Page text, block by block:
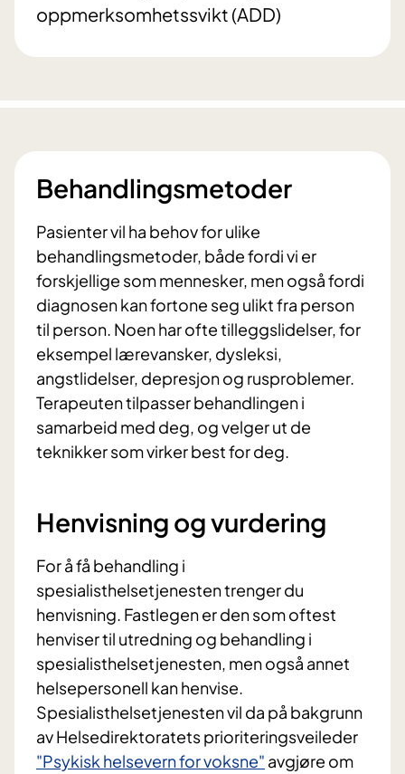
oppmerksomhetssvikt (ADD)
Behandlingsmetoder
Pasienter vil ha behov for ulike
behandlingsmetoder, både fordi vi er
forskjellige som mennesker, men også fordi
diagnosen kan fortone seg ulikt fra person
til person. Noen har ofte tilleggslidelser, for
eksempel lærevansker, dysleksi,
angstlidelser, depresjon og rusproblemer.
Terapeuten tilpasser behandlingen i
samarbeid med deg, og velger ut de
teknikker som virker best for deg.
Henvisning og vurdering
For å få behandling i
spesialisthelsetjenesten trenger du
henvisning. Fastlegen er den som oftest
henviser til utredning og behandling i
spesialisthelsetjenesten, men også annet
helsepersonell kan henvise.
Spesialisthelsetjenesten vil da på bakgrunn
av Helsedirektoratets prioriteringsveileder
"Psykisk helsevern for voksne" avgjøre om